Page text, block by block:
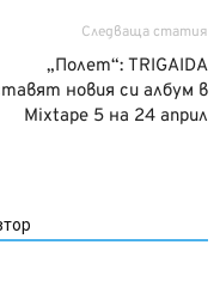
Следваща статия
„Полет“: TRIGAIDA
новия си албум в
Mixtape 5 на 24 април